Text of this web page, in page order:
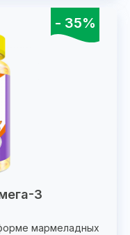
- 35%
3
мармеладных